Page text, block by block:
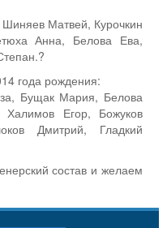
Шиняев Матвей, Курочкин
Анна, Белова Ева,
года рождения:
Бущак Мария, Белова
Халимов Егор, Божуков
Дмитрий, Гладкий
состав и желаем